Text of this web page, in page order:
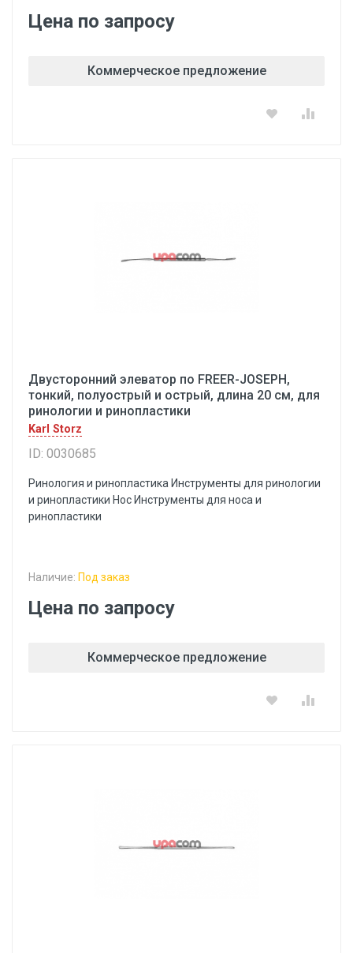
Цена по запросу
Коммерческое предложение
Двусторонний элеватор по FREER-JOSEPH,
тонкий, полуострый и острый, длина 20 см, для
ринологии и ринопластики
Karl Storz
ID: 0030685
Ринология и ринопластика Инструменты для ринологии
и ринопластики Hoc Инструменты для носа и
ринопластики
Наличие: Под заказ
Цена по запросу
Коммерческое предложение